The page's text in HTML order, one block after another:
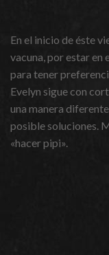
En el inicio de éste
vacuna, por estar en
para tener
Evelyn sigue con
una manera
posible soluciones.
«hacer pipi».